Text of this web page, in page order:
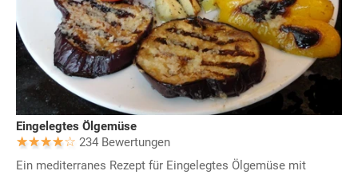
Eingelegtes Ölgemüse
234 Bewertungen
Ein mediterranes Rezept für Eingelegtes Ölgemüse mit